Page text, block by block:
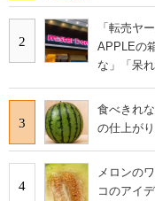
2
「転売ヤ
APPLEの
な」「呆
3
食べきれ
の仕上が
4
メロンの
コのアイ